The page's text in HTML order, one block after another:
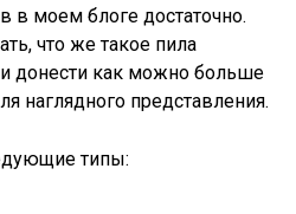
в моем блоге достаточно.
что же такое пила
донести как можно больше
наглядного представления.
типы: